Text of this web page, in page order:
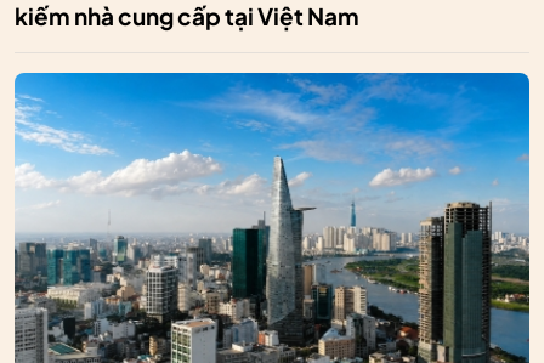
kiếm nhà cung cấp tại Việt Nam